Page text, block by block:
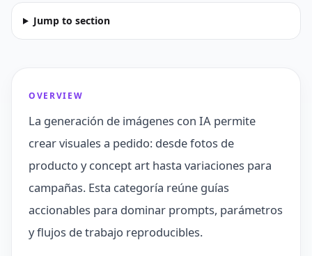
Jump to section
OVERVIEW
La generación de imágenes con IA permite
crear visuales a pedido: desde fotos de
producto y concept art hasta variaciones para
campañas. Esta categoría reúne guías
accionables para dominar prompts, parámetros
y flujos de trabajo reproducibles.